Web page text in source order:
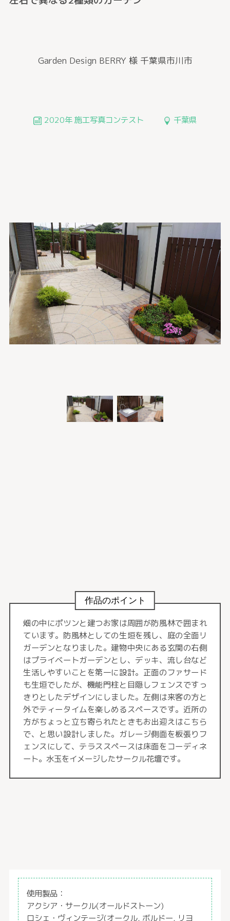
Garden Design BERRY 様 千葉県市川市
2020年 施工写真コンテスト 千葉県
作品のポイント
畑の中にポツンと建つお家は周囲が防風林で囲まれ
ています。防風林としての生垣を残し、庭の全面リ
ガーデンとなりました。建物中央にある玄関の右側
はプライベートガーデンとし、デッキ、流し台など
生活しやすいことを第一に設計。正面のファサード
も生垣でしたが、機能門柱と目隠しフェンスですっ
きりとしたデザインにしました。左側は来客の方と
外でティータイムを楽しめるスペースです。近所の
方がちょっと立ち寄られたときもお出迎えはこちら
で、と思い設計しました。ガレージ側面を板張りフ
ェンスにして、テラススペースは床面をコーディネ
ート。水玉をイメージしたサークル花壇です。
使用製品：
アクシア・サークル(オールドストーン)
ロシェ・ヴィンテージ(オークル, ボルドー, リヨ